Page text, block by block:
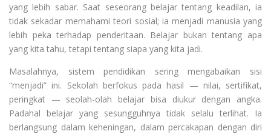
yang lebih sabar. Saat seseorang belajar tentang keadilan, ia
tidak sekadar memahami teori sosial; ia menjadi manusia yang
lebih peka terhadap penderitaan. Belajar bukan tentang apa
yang kita tahu, tetapi tentang siapa yang kita jadi.
Masalahnya, sistem pendidikan sering mengabaikan sisi
“menjadi” ini. Sekolah berfokus pada hasil — nilai, sertifikat,
peringkat — seolah-olah belajar bisa diukur dengan angka.
Padahal belajar yang sesungguhnya tidak selalu terlihat. Ia
berlangsung dalam keheningan, dalam percakapan dengan diri